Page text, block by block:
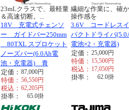
23mLクラスで、最軽量
＆高速切断。...
18V 充電式チェンソ
ー ガイドバー250mm
80TXL スプロケット
ノーズバー(6.0Ah電
池・充電器) 青
定価： 87,000円
特価： 56,550円
税込： 62,205円
掛率： 65.0掛
繊細な作業に、確
操作感を
3.6V コードレス
パクトドライバ
電池×2・充電器)
定価： 25,000円
特価： 15,500円
税込： 17,050円
掛率： 62.0掛